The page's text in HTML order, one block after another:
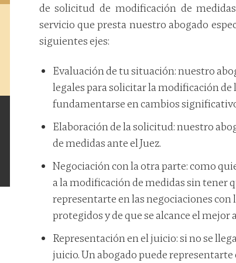
de solicitud de modificación de
servicio que presta nuestro abogado
siguientes ejes:
Evaluación de tu situación: nuestro
legales para solicitar la modificación de
fundamentarse en cambios
Elaboración de la solicitud: nuestro
de medidas ante el Juez.
Negociación con la otra parte: como
a la modificación de medidas sin tener
representarte en las negociaciones
protegidos y de que se alcance el mejor
Representación en el juicio: si no se
juicio. Un abogado puede